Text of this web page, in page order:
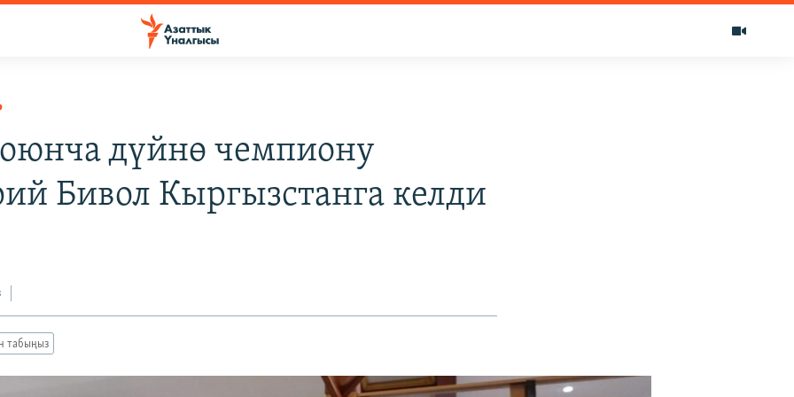
дүйнө чемпиону
Бивол Кыргызстанга келди
табыңыз